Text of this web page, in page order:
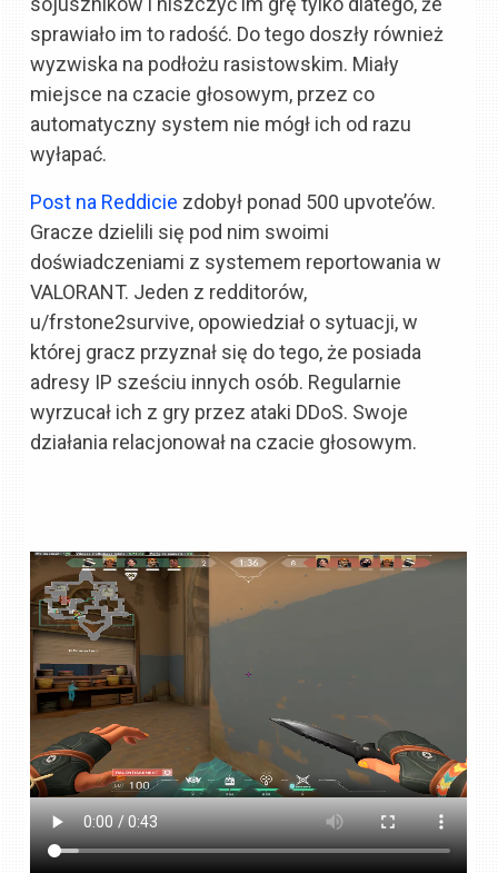
sprawiało im to radość. Do tego doszły również
wyzwiska na podłożu rasistowskim. Miały
miejsce na czacie głosowym, przez co
automatyczny system nie mógł ich od razu
wyłapać.
Post na Reddicie zdobył ponad 500 upvote’ów.
Gracze dzielili się pod nim swoimi
doświadczeniami z systemem reportowania w
VALORANT. Jeden z redditorów,
u/frstone2survive, opowiedział o sytuacji, w
której gracz przyznał się do tego, że posiada
adresy IP sześciu innych osób. Regularnie
wyrzucał ich z gry przez ataki DDoS. Swoje
działania relacjonował na czacie głosowym.